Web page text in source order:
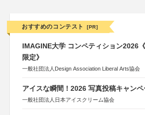
おすすめのコンテスト [PR]
IMAGINE大学 コンペティション2026
限定》
一般社団法人Design Association Liberal Arts協会
アイスな瞬間！2026 写真投稿キャンペ
一般社団法人日本アイスクリーム協会